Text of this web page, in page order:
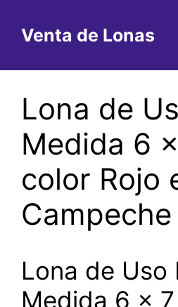
contenido
Venta de Lonas
Lona de
Medida 6
color Rojo
Campeche
Lona de Uso
Medida 6 x